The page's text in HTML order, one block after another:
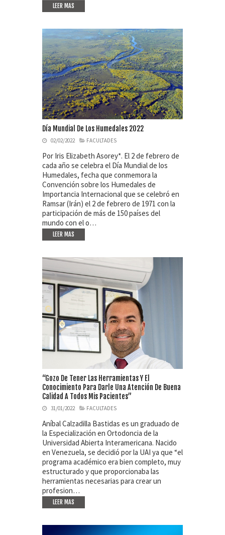
LEER MAS
Día Mundial De Los Humedales 2022
02/02/2022 FACULTADES
Por Iris Elizabeth Asorey*. El 2 de febrero de
cada año se celebra el Día Mundial de los
Humedales, fecha que conmemora la
Convención sobre los Humedales de
Importancia Internacional que se celebró en
Ramsar (Irán) el 2 de febrero de 1971 con la
participación de más de 150 países del
mundo con el o…
LEER MAS
“Gozo De Tener Las Herramientas Y El
Conocimiento Para Darle Una Atención De Buena
Calidad A Todos Mis Pacientes”
31/01/2022 FACULTADES
Aníbal Calzadilla Bastidas es un graduado de
la Especialización en Ortodoncia de la
Universidad Abierta Interamericana. Nacido
en Venezuela, se decidió por la UAI ya que “el
programa académico era bien completo, muy
estructurado y que proporcionaba las
herramientas necesarias para crear un
profesion…
LEER MAS